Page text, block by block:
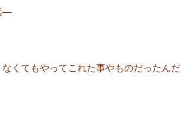
―
くてもやってこれた事やものだったんだ